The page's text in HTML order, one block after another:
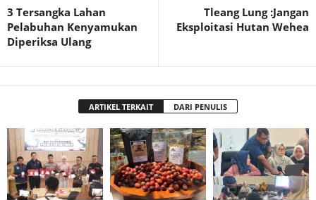
3 Tersangka Lahan
Pelabuhan Kenyamukan
Diperiksa Ulang
Tleang Lung :Jangan
Eksploitasi Hutan Wehea
ARTIKEL TERKAIT DARI PENULIS